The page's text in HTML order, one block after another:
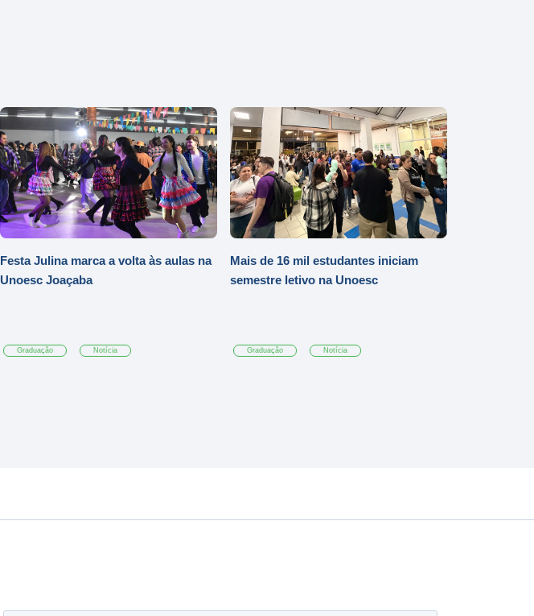
Festa Julina marca a volta às aulas na
Unoesc Joaçaba
Graduação Notícia
Mais de 16 mil estudantes iniciam
semestre letivo na Unoesc
Graduação Notícia